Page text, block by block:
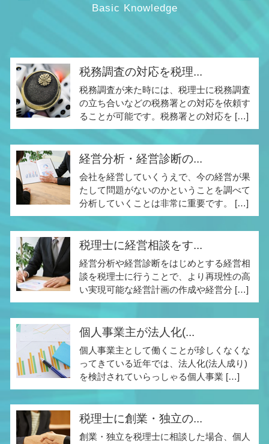
Basic Knowledge
税務調査の対応を税理...
税務調査が来た時には、税理士に税務調査
の立ち合いなどの税務署との対応を依頼す
ることが可能です。税務署との対応を […]
経営分析・経営診断の...
会社を経営していくうえで、今の経営が果
たして問題がないのかということを調べて
分析していくことは非常に重要です。 […]
税理士に経営相談をす...
経営分析や経営診断をはじめとする経営相
談を税理士に行うことで、より再現性の高
い実現可能な経営計画の作成や経営分 […]
個人事業主が法人化(...
個人事業主として働くことが珍しくなくな
ってきている近年では、法人化(法人成り)
を検討されていらっしゃる個人事業 […]
税理士に創業・独立の...
創業・独立を税理士に相談した場合、個人